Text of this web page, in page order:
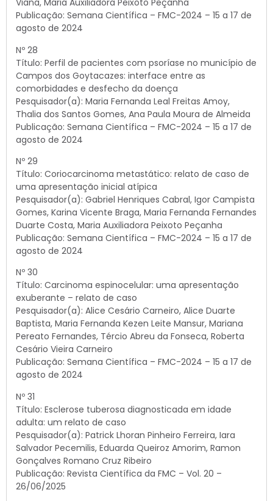
Viana, Maria Auxiliadora Peixoto Peçanha
Publicação: Semana Científica – FMC-2024 – 15 a 17 de
agosto de 2024
Nº 28
Título: Perfil de pacientes com psoríase no município de
Campos dos Goytacazes: interface entre as
comorbidades e desfecho da doença
Pesquisador(a): Maria Fernanda Leal Freitas Amoy,
Thalia dos Santos Gomes, Ana Paula Moura de Almeida
Publicação: Semana Científica – FMC-2024 – 15 a 17 de
agosto de 2024
Nº 29
Título: Coriocarcinoma metastático: relato de caso de
uma apresentação inicial atípica
Pesquisador(a): Gabriel Henriques Cabral, Igor Campista
Gomes, Karina Vicente Braga, Maria Fernanda Fernandes
Duarte Costa, Maria Auxiliadora Peixoto Peçanha
Publicação: Semana Científica – FMC-2024 – 15 a 17 de
agosto de 2024
Nº 30
Título: Carcinoma espinocelular: uma apresentação
exuberante – relato de caso
Pesquisador(a): Alice Cesário Carneiro, Alice Duarte
Baptista, Maria Fernanda Kezen Leite Mansur, Mariana
Pereato Fernandes, Tércio Abreu da Fonseca, Roberta
Cesário Vieira Carneiro
Publicação: Semana Científica – FMC-2024 – 15 a 17 de
agosto de 2024
Nº 31
Título: Esclerose tuberosa diagnosticada em idade
adulta: um relato de caso
Pesquisador(a): Patrick Lhoran Pinheiro Ferreira, Iara
Salvador Pecemilis, Eduarda Queiroz Amorim, Ramon
Gonçalves Romano Cruz Ribeiro
Publicação: Revista Científica da FMC – Vol. 20 –
26/06/2025